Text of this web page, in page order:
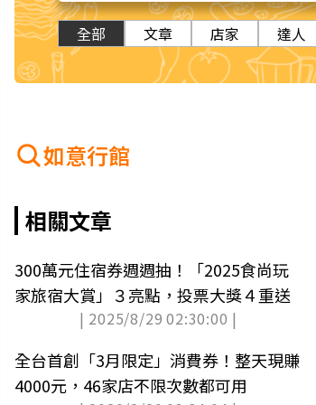
全部 文章 店家 達人
如意行館
相關文章
300萬元住宿券週週抽！「2025食尚玩
家旅宿大賞」３亮點，投票大獎４重送
| 2025/8/29 02:30:00 |
全台首創「3月限定」消費券！整天現賺
4000元，46家店不限次數都可用